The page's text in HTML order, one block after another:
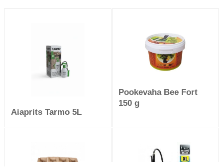
Aiaprits Tarmo 5L
Pookevaha Bee Fort
150 g